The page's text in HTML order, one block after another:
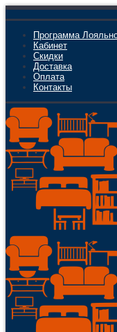
Программа
Кабинет
Скидки
Доставка
Оплата
Контакты